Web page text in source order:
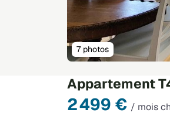
Appartement
2 499 € / mois
7 photos